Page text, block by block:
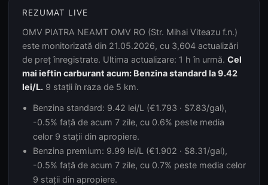
REZUMAT LIVE
OMV PIATRA NEAMT OMV RO (Str. Mihai Viteazu f.n.)
este monitorizată din 21.05.2026, cu 3,604 actualizări
de preț înregistrate. Ultima actualizare: 1 h în urmă. Cel
mai ieftin carburant acum: Benzina standard la 9.42
lei/L. 9 stații în raza de 5 km.
Benzina standard: 9.42 lei/L (€1.793 · $7.83/gal),
-0.5% față de acum 7 zile, cu 0.6% peste media
celor 9 stații din apropiere.
Benzina premium: 9.99 lei/L (€1.902 · $8.31/gal),
-0.5% față de acum 7 zile, cu 0.7% peste media celor
9 stații din apropiere.